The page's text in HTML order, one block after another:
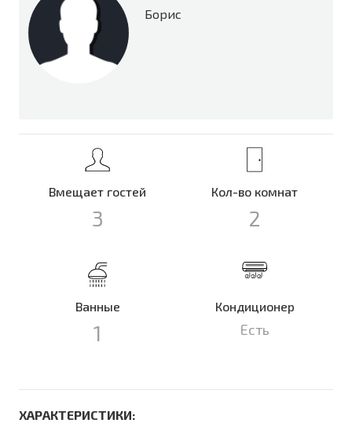
Борис
Вмещает гостей
3
Кол-во комнат
2
Ванные
1
Кондиционер
Есть
ХАРАКТЕРИСТИКИ: